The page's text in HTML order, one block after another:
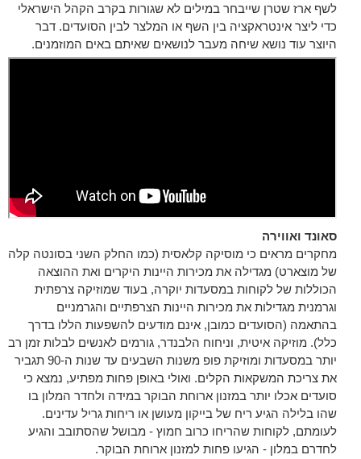
לשף ארז שטרן שייבחר במילים לא שגורות בקרב הקהל הישראלי
כדי ליצר אינטראקציה בין השף או המלצר לבין הסועדים. דבר
היוצר עוד נושא שיחה מעבר לנושאים שאיתם באים המוזמנים.
סאונד ואווירה
מחקרים מראים כי מוסיקה קלאסית (כמו החלק השני בסונטה קלה
של מוצארט) מגדילה את מכירות היינות היקרים ואת ההוצאה
הכוללות של לקוחות במסעדות יוקרה, בעוד שמוזיקה צרפתית
וגרמנית מגדילות את מכירות היינות הצרפתיים והגרמניים
בהתאמה (הסועדים כמובן, אינם מודעים להשפעות הללו בדרך
כלל). מוזיקה איטית, וניחוח הלבנדר, גורמים לאנשים לבלות זמן רב
יותר במסעדות ומוזיקת פופ משנות השבעים עד שנות ה-90 תגביר
את צריכת המשקאות הקלים. ואולי באופן פחות מפתיע, נמצא כי
סועדים אכלו יותר במזנון ארוחת הבוקר במידה ולחדר המלון בו
שהו בלילה הגיע ריח של בייקון מעושן או ריחות גריל עדינים.
לעומתם, לקוחות שהריחו כרוב חמוץ - מבושל שהסתובב והגיע
לחדרם במלון - הגיעו פחות למזנון ארוחת הבוקר.